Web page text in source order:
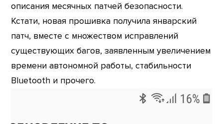
описания месячных патчей безопасности.
Кстати, новая прошивка получила январский
патч, вместе с множеством исправлений
существующих багов, заявленным увеличением
времени автономной работы, стабильности
Bluetooth и прочего.